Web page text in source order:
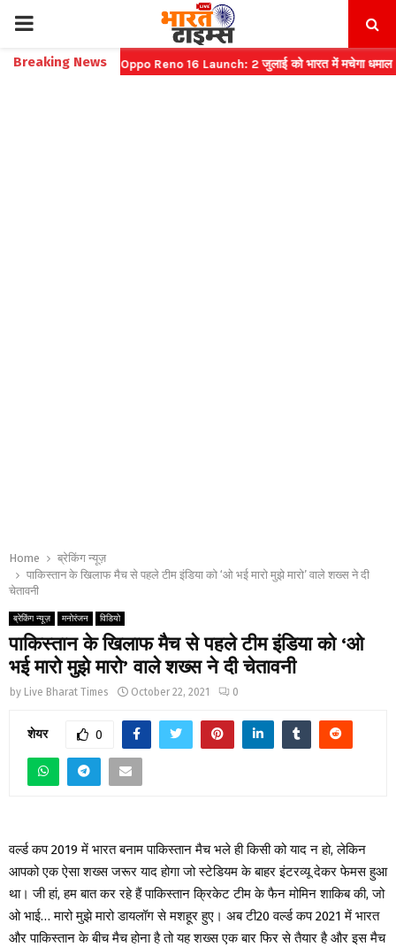
PRIMARY
MENU
Breaking News
बुकिंग ⇝ Oppo Reno 16 Launch: 2 जुलाई को भारत में मचेगा धमाल ⇝
Home
ब्रेकिंग न्यूज़
पाकिस्तान के खिलाफ मैच से पहले टीम इंडिया को ‘ओ भई मारो मुझे मारो’ वाले शख्स ने दी
चेतावनी
ब्रेकिंग न्यूज़ मनोरंजन विडियो
पाकिस्तान के खिलाफ मैच से पहले टीम इंडिया को ‘ओ
भई मारो मुझे मारो’ वाले शख्स ने दी चेतावनी
by Live Bharat Times October 22, 2021 0
शेयर 0
वर्ल्ड कप 2019 में भारत बनाम पाकिस्तान मैच भले ही किसी को याद न हो, लेकिन
आपको एक ऐसा शख्स जरूर याद होगा जो स्टेडियम के बाहर इंटरव्यू देकर फेमस हुआ
था। जी हां, हम बात कर रहे हैं पाकिस्तान क्रिकेट टीम के फैन मोमिन शाकिब की, जो
ओ भाई… मारो मुझे मारो डायलॉग से मशहूर हुए। अब टी20 वर्ल्ड कप 2021 में भारत
और पाकिस्तान के बीच मैच होना है तो यह शख्स एक बार फिर से तैयार है और इस मैच